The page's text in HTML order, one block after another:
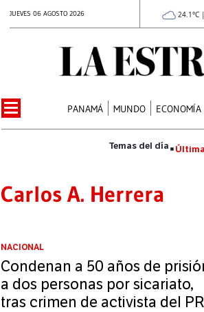
JUEVES 06 AGOSTO 2026 24.1°C
PANAMÁ MUNDO ECONOMÍA
Carlos A. Herrera
NACIONAL
Condenan a 50 años de
a dos personas por sicariato,
tras crimen de activista del